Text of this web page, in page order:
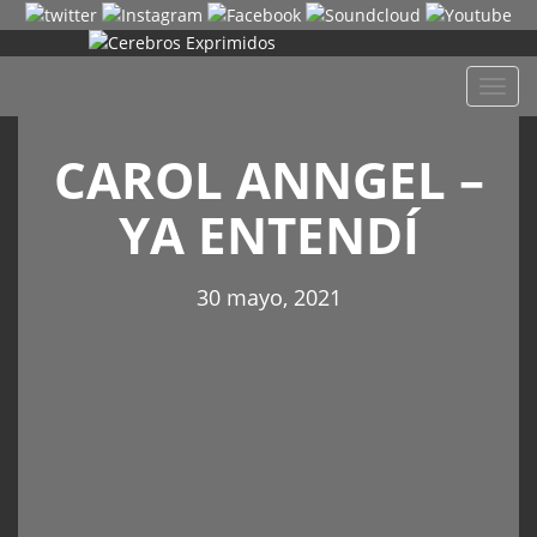
CAROL ANNGEL –
YA ENTENDÍ
30 mayo, 2021